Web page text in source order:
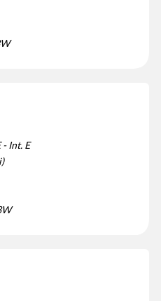
- Int. E